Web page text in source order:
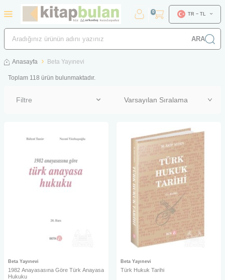
ARA
0 TR − TL
Anasayfa Beta Yayınevi
Toplam 118 ürün bulunmaktadır.
Filtre
Beta Yayınevi
1982 Anayasasına Göre Türk Anayasa
Hukuku
Beta Yayınevi
Türk Hukuk Tarihi